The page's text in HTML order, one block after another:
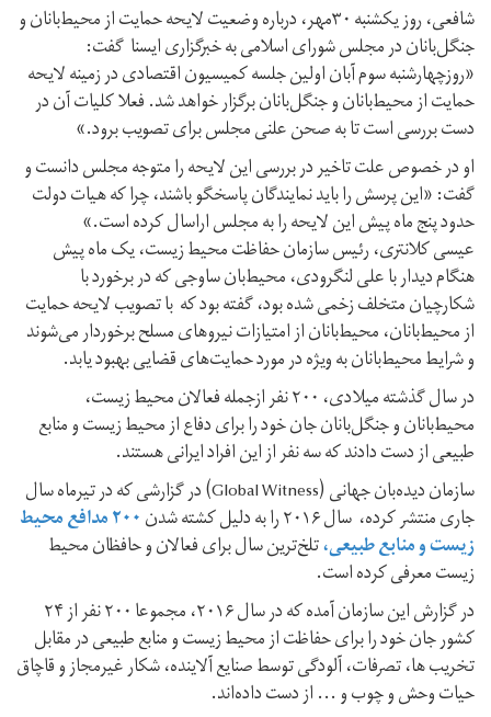
شافعی، روز یکشنبه ۳۰مهر، درباره وضعیت لایحه حمایت از محیط‌‌بانان و
جنگل‌بانان در مجلس شورای اسلامی به خبرگزاری ایسنا گفت:
«روزچهارشنبه سوم آبان اولین جلسه کمیسیون اقتصادی در زمینه لایحه
حمایت از محیط‌بانان و جنگل‌بانان برگزار خواهد شد. فعلا کلیات آن در
دست بررسی است تا به صحن علنی مجلس برای تصویب برود.»
او در خصوص علت تاخیر در بررسی این لایحه را متوجه مجلس دانست و
گفت: «این پرسش را باید نمایندگان پاسخگو باشند، چرا که هیات دولت
حدود پنج ماه پیش این لایحه را به مجلس اراسال کرده است.»
عیسی کلانتری، رئیس سازمان حفاظت محیط زیست، یک ماه پیش
هنگام دیدار با علی لنگرودی، محیط‌‌‌بان ساوجی که در برخورد با
شکارچیان متخلف زخمی شده بود، گفته بود که با تصویب لایحه حمایت
از محیط‌‌بانان، محیط‌‌بانان از امتیازات نیروهای مسلح برخوردار می‌شوند
و شرایط محیط‌بانان به ویژه در مورد حمایت‌های قضایی بهبود یابد.
در سال گذشته میلادی، ۲۰۰ نفر ازجمله فعالان محیط زیست،
محیط‌بانان و جنگل‌بانان جان خود را برای دفاع از محیط زیست و منابع
طبیعی از دست دادند که سه نفر از این افراد ایرانی هستند.
سازمان دیده‌بان جهانی (Global Witness) در گزارشی که در تیرماه سال
جاری منتشر کرده، سال ۲۰۱۶ را به دلیل کشته شدن ۲۰۰ مدافع محیط‌
زیست و منابع طبیعی،تلخ‌ترین سال برای فعالان و حافظان محیط‌
زیست معرفی کرده است.
در گزارش این سازمان آمده که در سال ۲۰۱۶، مجموعا ۲۰۰ نفر از ۲۴
کشور جان خود را برای حفاظت از محیط‌ زیست و منابع طبیعی در مقابل
تخریب ها، تصرفات، آلودگی توسط صنایع آلاینده، شکار غیرمجاز و قاچاق
حیات وحش و چوب و … از دست داده‌اند.